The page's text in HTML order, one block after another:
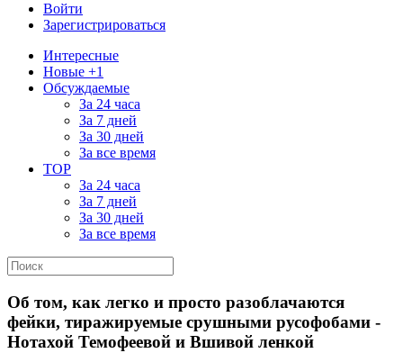
Войти
Зарегистрироваться
Интересные
Новые +1
Обсуждаемые
За 24 часа
За 7 дней
За 30 дней
За все время
TOP
За 24 часа
За 7 дней
За 30 дней
За все время
Об том, как легко и просто разоблачаются
фейки, тиражируемые срушными русофобами -
Нотахой Темофеевой и Вшивой ленкой